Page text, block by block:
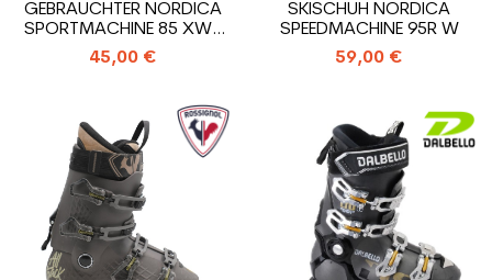
GEBRAUCHTER NORDICA
SPORTMACHINE 85 XWR
SKISCHUH
45,00 €
SKISCHUH NORDICA
SPEEDMACHINE 95R W
59,00 €